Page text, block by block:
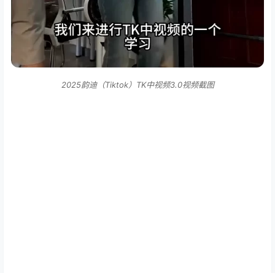
2025韵迪（Tiktok）TK中视频3.0视频截图